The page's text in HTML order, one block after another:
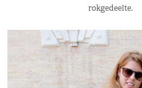
rokgedeelte.